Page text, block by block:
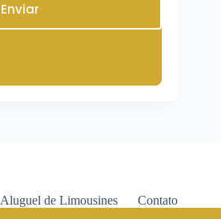
Enviar
Aluguel de Limousines Contato